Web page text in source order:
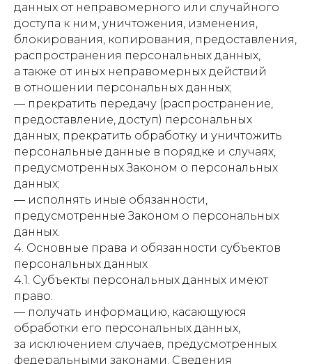
данных от неправомерного или случайного
доступа к ним, уничтожения, изменения,
блокирования, копирования, предоставления,
распространения персональных данных,
а также от иных неправомерных действий
в отношении персональных данных;
— прекратить передачу (распространение,
предоставление, доступ) персональных
данных, прекратить обработку и уничтожить
персональные данные в порядке и случаях,
предусмотренных Законом о персональных
данных;
— исполнять иные обязанности,
предусмотренные Законом о персональных
данных.
4. Основные права и обязанности субъектов
персональных данных
4.1. Субъекты персональных данных имеют
право:
— получать информацию, касающуюся
обработки его персональных данных,
за исключением случаев, предусмотренных
федеральными законами. Сведения